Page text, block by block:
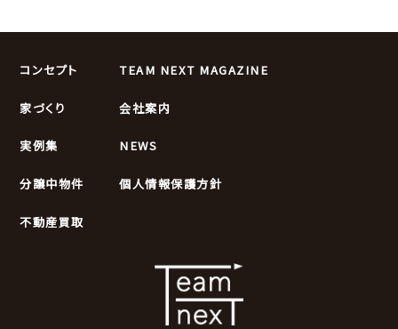
コンセプト
家づくり
実例集
分譲中物件
不動産買取
TEAM NEXT MAGAZINE
会社案内
NEWS
個人情報保護方針